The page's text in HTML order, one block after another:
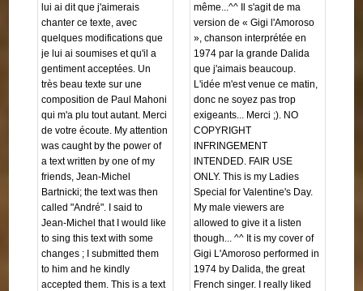
lui ai dit que j'aimerais
chanter ce texte, avec
quelques modifications que
je lui ai soumises et qu'il a
gentiment acceptées. Un
très beau texte sur une
composition de Paul Mahoni
qui m'a plu tout autant. Merci
de votre écoute. My attention
was caught by the power of
a text written by one of my
friends, Jean-Michel
Bartnicki; the text was then
called "André". I said to
Jean-Michel that I would like
to sing this text with some
changes ; I submitted them
to him and he kindly
accepted them. This is a text
même...^^ Il s'agit de ma
version de « Gigi l'Amoroso
», chanson interprétée en
1974 par la grande Dalida
que j'aimais beaucoup.
L'idée m'est venue ce matin,
donc ne soyez pas trop
exigeants... Merci ;). NO
COPYRIGHT
INFRINGEMENT
INTENDED. FAIR USE
ONLY. This is my Ladies
Special for Valentine's Day.
My male viewers are
allowed to give it a listen
though... ^^ It is my cover of
Gigi L'Amoroso performed in
1974 by Dalida, the great
French singer. I really liked